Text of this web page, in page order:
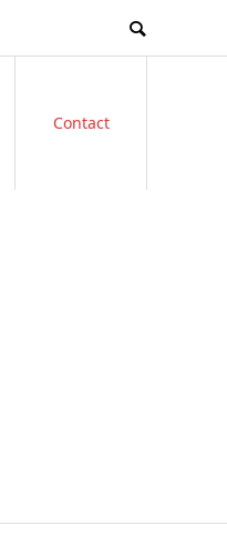
Contact